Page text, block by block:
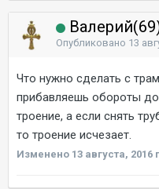
Опубликовано 13
Что нужно сделать с
прибавляешь обороты до
троение, а если снять
то троение исчезает.
Изменено 13 августа, 2016